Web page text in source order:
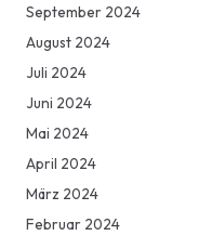
September 2024
August 2024
Juli 2024
Juni 2024
Mai 2024
April 2024
März 2024
Februar 2024